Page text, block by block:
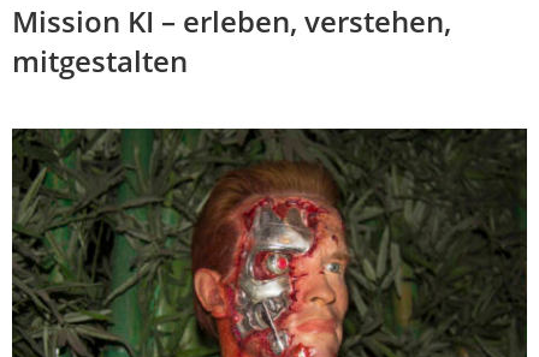
Mission KI – erleben, verstehen,
mitgestalten